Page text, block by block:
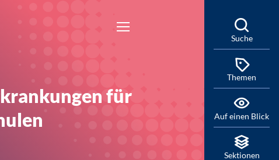
für
Suche
Themen
Auf einen Blick
Sektionen